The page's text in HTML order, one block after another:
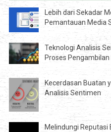
Lebih dari Sekadar
Pemantauan Media
Teknologi Analisis
Proses
Kecerdasan Buatan
Analisis Sentimen
Melindungi Reputasi